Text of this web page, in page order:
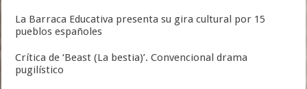
La Barraca Educativa presenta su gira cultural por 15
pueblos españoles
Crítica de ‘Beast (La bestia)’. Convencional drama
pugilístico